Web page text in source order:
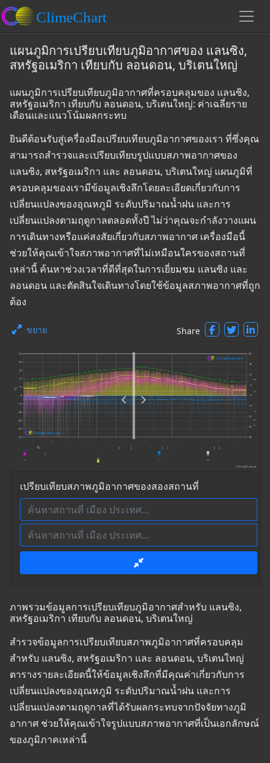
แผนภูมิการเปรียบเทียบภูมิอากาศของ แลนซิง,
สหรัฐอเมริกา เทียบกับ ลอนดอน, บริเตนใหญ่
แผนภูมิการเปรียบเทียบภูมิอากาศที่ครอบคลุมของ แลนซิง,
สหรัฐอเมริกา เทียบกับ ลอนดอน, บริเตนใหญ่: ค่าเฉลี่ยราย
เดือนและแนวโน้มผลกระทบ
ยินดีต้อนรับสู่เครื่องมือเปรียบเทียบภูมิอากาศของเรา ที่ซึ่งคุณ
สามารถสำรวจและเปรียบเทียบรูปแบบสภาพอากาศของ
แลนซิง, สหรัฐอเมริกา และ ลอนดอน, บริเตนใหญ่ แผนภูมิที่
ครอบคลุมของเรามีข้อมูลเชิงลึกโดยละเอียดเกี่ยวกับการ
เปลี่ยนแปลงของอุณหภูมิ ระดับปริมาณน้ำฝน และการ
เปลี่ยนแปลงตามฤดูกาลตลอดทั้งปี ไม่ว่าคุณจะกำลังวางแผน
การเดินทางหรือแค่สงสัยเกี่ยวกับสภาพอากาศ เครื่องมือนี้
ช่วยให้คุณเข้าใจสภาพอากาศที่ไม่เหมือนใครของสถานที่
เหล่านี้ ค้นหาช่วงเวลาที่ดีที่สุดในการเยี่ยมชม แลนซิง และ
ลอนดอน และตัดสินใจเดินทางโดยใช้ข้อมูลสภาพอากาศที่ถูก
ต้อง
ขยาย Share
เปรียบเทียบสภาพภูมิอากาศของสองสถานที่
ภาพรวมข้อมูลการเปรียบเทียบภูมิอากาศสำหรับ แลนซิง,
สหรัฐอเมริกา เทียบกับ ลอนดอน, บริเตนใหญ่
สำรวจข้อมูลการเปรียบเทียบสภาพภูมิอากาศที่ครอบคลุม
สำหรับ แลนซิง, สหรัฐอเมริกา และ ลอนดอน, บริเตนใหญ่
ตารางรายละเอียดนี้ให้ข้อมูลเชิงลึกที่มีคุณค่าเกี่ยวกับการ
เปลี่ยนแปลงของอุณหภูมิ ระดับปริมาณน้ำฝน และการ
เปลี่ยนแปลงตามฤดูกาลที่ได้รับผลกระทบจากปัจจัยทางภูมิ
อากาศ ช่วยให้คุณเข้าใจรูปแบบสภาพอากาศที่เป็นเอกลักษณ์
ของภูมิภาคเหล่านี้